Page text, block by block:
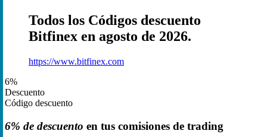
Todos los Códigos descuento
Bitfinex en agosto de 2026.
https://www.bitfinex.com
6%
Descuento
Código descuento
6% de descuento en tus comisiones de trading